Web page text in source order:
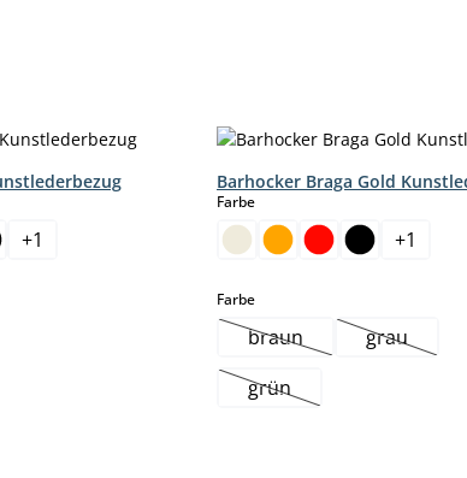
+1
Barhocker Braga Gold
Farbeauswählen
+1
Farbeauswählen
braun(Diese Option ist
grau(Diese
grün(Diese Option ist zurzeit